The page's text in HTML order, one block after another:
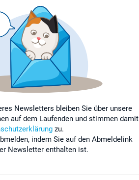
Newsletters bleiben Sie über unsere
auf dem Laufenden und stimmen damit
zu.
indem Sie auf den Abmeldelink
Newsletter enthalten ist.